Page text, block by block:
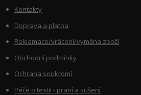
Kontakty
Doprava a platba
Reklamace/vrácení/výměna zboží
Obchodní podmínky
Ochrana soukromí
Péče o textil - praní a sušení